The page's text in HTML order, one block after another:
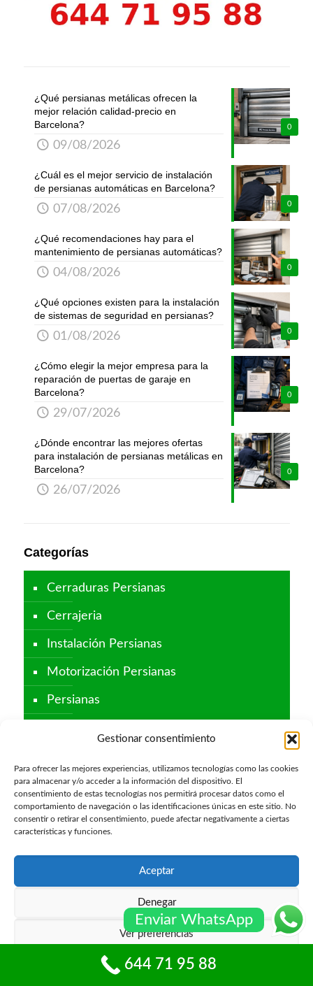
Gestionar consentimiento
Para ofrecer las mejores experiencias, utilizamos tecnologías como las cookies
para almacenar y/o acceder a la información del dispositivo. El
consentimiento de estas tecnologías nos permitirá procesar datos como el
comportamiento de navegación o las identificaciones únicas en este sitio. No
consentir o retirar el consentimiento, puede afectar negativamente a ciertas
características y funciones.
Aceptar
Denegar
Ver preferencias
Política de cookiesPolítica de privacidad
0
¿Qué persianas metálicas ofrecen la
mejor relación calidad-precio en
Barcelona?
09/08/2026
0
¿Cuál es el mejor servicio de instalación
de persianas automáticas en Barcelona?
07/08/2026
0
¿Qué recomendaciones hay para el
mantenimiento de persianas automáticas?
04/08/2026
0
¿Qué opciones existen para la instalación
de sistemas de seguridad en persianas?
01/08/2026
0
¿Cómo elegir la mejor empresa para la
reparación de puertas de garaje en
Barcelona?
29/07/2026
0
¿Dónde encontrar las mejores ofertas
para instalación de persianas metálicas en
Barcelona?
26/07/2026
Categorías
Cerraduras Persianas
Cerrajeria
Instalación Persianas
Motorización Persianas
Persianas
Persianas de Local
Persianas de Seguridad
Persianas Metálicas
Puertas Automaticas
Puertas de GarajeEnviar WhatsApp
644 71 95 88